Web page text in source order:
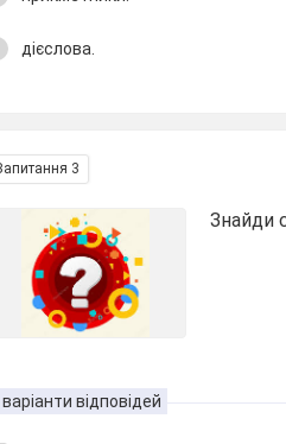
дієслова.
3
Знайди
варіанти відповідей